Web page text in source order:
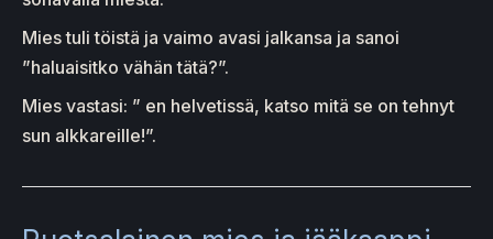
Mies tuli töistä ja vaimo avasi jalkansa ja sanoi
”haluaisitko vähän tätä?”.
Mies vastasi: ” en helvetissä, katso mitä se on tehnyt
sun alkkareille!”.